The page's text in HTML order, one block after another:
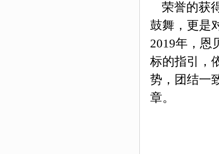
荣誉的获
鼓舞，更是
2019年，恩
标的指引，
势，团结一
章。